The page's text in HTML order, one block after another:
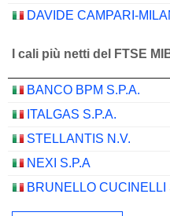
I cali più netti del FTSE
BANCO BPM S.P.A.
ITALGAS S.P.A.
STELLANTIS N.V.
NEXI S.P.A